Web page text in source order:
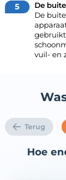
De
De
vuil- en
Terug
Hoe